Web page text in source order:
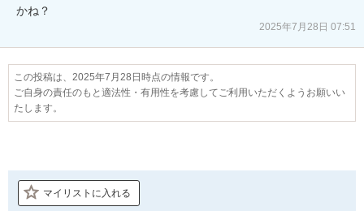
かね？
2025年7月28日 07:51
この投稿は、2025年7月28日時点の情報です。
ご自身の責任のもと適法性・有用性を考慮してご利用いただくようお願いい
たします。
マイリストに入れる